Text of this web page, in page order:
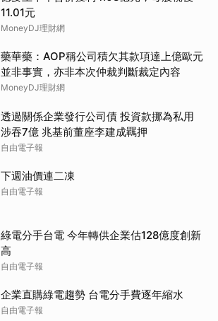
11.01元
MoneyDJ理財網
藥華藥：AOP稱公司積欠其款項達上億歐元
並非事實，亦非本次仲裁判斷裁定內容
MoneyDJ理財網
透過關係企業發行公司債 投資款挪為私用
涉吞7億 兆基前董座李建成羈押
自由電子報
下週油價連二凍
自由電子報
綠電分手台電 今年轉供企業估128億度創新
高
自由電子報
企業直購綠電趨勢 台電分手費逐年縮水
自由電子報